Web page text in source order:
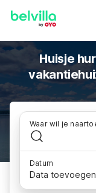
Huisje
Waar wil je
Datum
Data toevoegen